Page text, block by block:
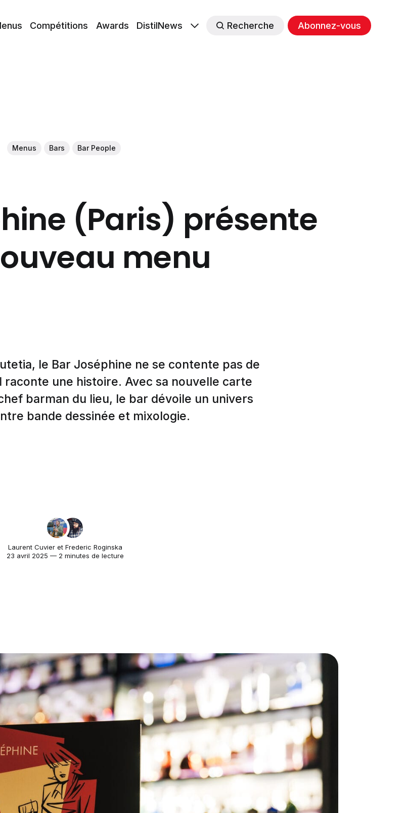
Compétitions Awards DistilNews Recherche Abonnez-vous
Menus Bars Bar People
(Paris) présente
menu
le Bar Joséphine ne se contente pas de
raconte une histoire. Avec sa nouvelle carte
barman du lieu, le bar dévoile un univers
bande dessinée et mixologie.
Laurent Cuvier et Frederic Roginska
23 avril 2025 — 2 minutes de lecture